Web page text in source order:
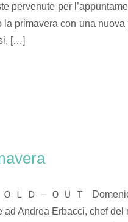
pervenute per
primavera con una
[…]
ＬＤ－ＯＵＴ
ad Andrea Erbacci, chef